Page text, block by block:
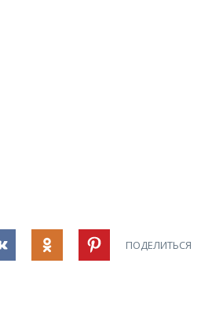
ПОДЕЛИТЬСЯ